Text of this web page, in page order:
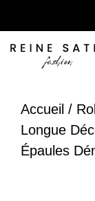
au
contenu
Accueil /
Longue
Épaules